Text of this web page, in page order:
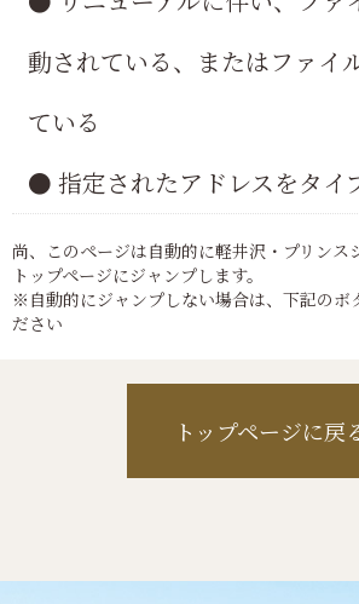
動されている、またはファイ
ている
● 指定されたアドレスをタイ
尚、このページは自動的に軽井沢・プリンス
トップページにジャンプします。
※自動的にジャンプしない場合は、下記のボ
ださい
トップページに戻